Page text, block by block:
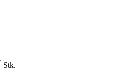
Stk.